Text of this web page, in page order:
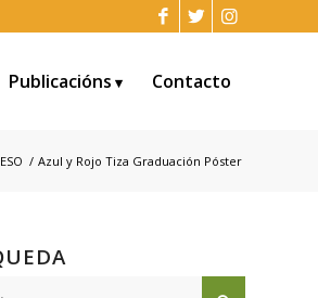
Publicacións Contacto
/ Azul y Rojo Tiza Graduación Póster